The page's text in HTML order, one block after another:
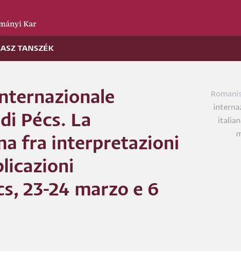
TANSZÉK
Pécs. La
fra interpretazioni
23-24 marzo e 6